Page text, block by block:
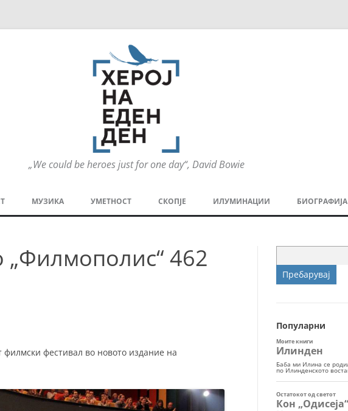
„We could be heroes just for one day“, David Bowie
содржината
МУЗИКА УМЕТНОСТ
ТЕАТАР
СКОПЈЕ ИЛУМИНАЦИИ
СПОРТ
БИОГРАФИЈА
„Филмополис“ 462
филмски фестивал во новото издание на
за:
Популарни